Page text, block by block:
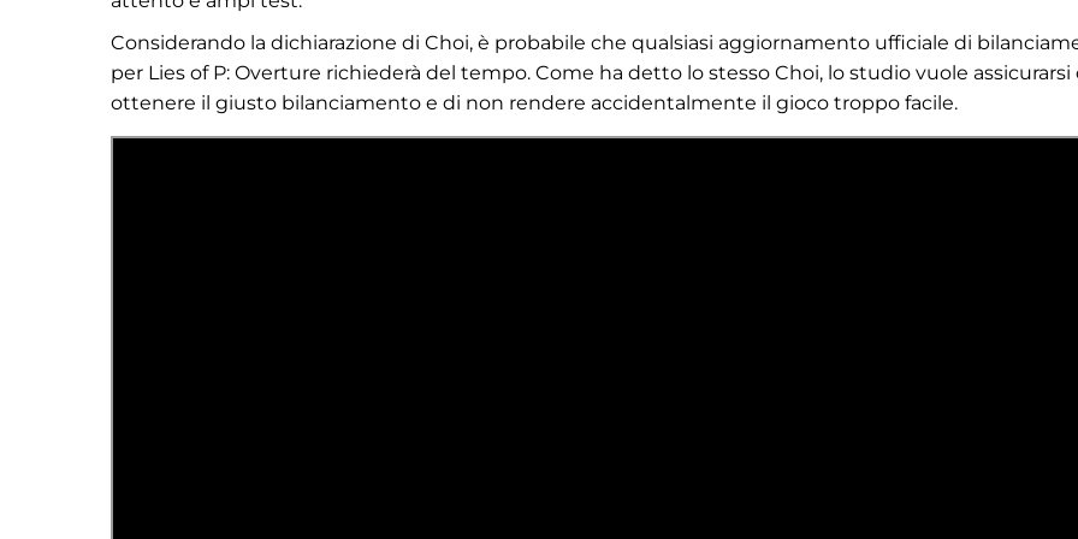
Considerando la dichiarazione di Choi, è probabile che qualsiasi aggiornamento ufficiale di
per Lies of P: Overture richiederà del tempo. Come ha detto lo stesso Choi, lo studio vuole assicurarsi
ottenere il giusto bilanciamento e di non rendere accidentalmente il gioco troppo facile.